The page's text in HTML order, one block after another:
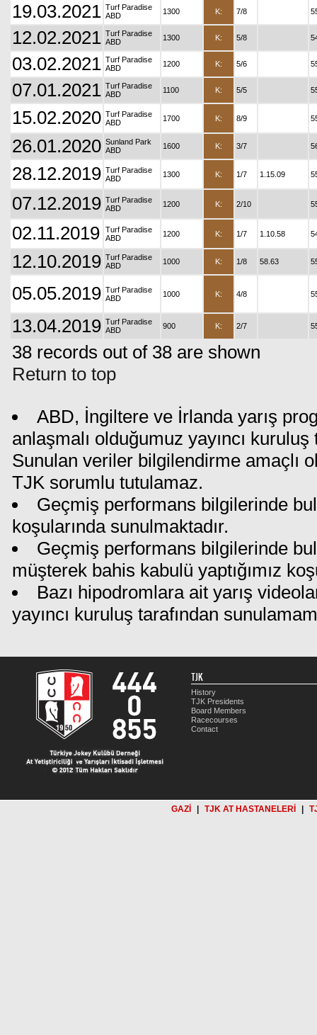
19.03.2021 Turf Paradise
ABD
1300 K: 7/8
12.02.2021 Turf Paradise
ABD
1300 K: 5/8
03.02.2021 Turf Paradise
ABD
1200 K: 5/6
07.01.2021 Turf Paradise
ABD
1100 K: 5/5
15.02.2020 Turf Paradise
ABD
1700 K: 8/9
26.01.2020 Sunland Park
ABD
1600 K: 3/7
28.12.2019 Turf Paradise
ABD
1300 K: 1/7 1.15.09
07.12.2019 Turf Paradise
ABD
1200 K: 2/10
02.11.2019
Turf Paradise
ABD
1200 K: 1/7 1.10.58
12.10.2019 Turf Paradise
ABD
1000 K: 1/8 58.63
05.05.2019 Turf Paradise
ABD
1000 K: 4/8
13.04.2019 Turf Paradise
ABD
900 K: 2/7
38 records out of 38 are shown
Return to top
ABD, İngiltere ve İrlanda yarış
anlaşmalı olduğumuz yayıncı
Sunulan veriler bilgilendirme amaçlı
TJK sorumlu tutulamaz.
Geçmiş performans bilgilerinde
koşularında sunulmaktadır.
Geçmiş performans bilgilerinde
müşterek bahis kabulü yaptığımız
Bazı hipodromlara ait yarış
yayıncı kuruluş tarafından
TJK
History
TJK Presidents
Board Members
Racecourses
Contact
GAZİ TJK AT HASTANELERİ